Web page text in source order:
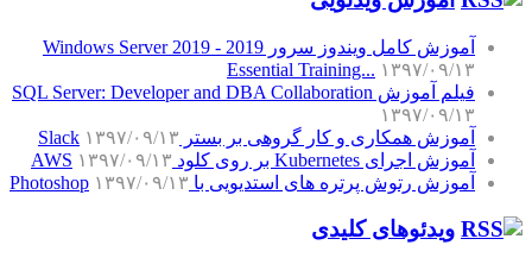
آموزش کامل ویندوز سرور 2019 - Windows Server 2019
Essential Training... ۱۳۹۷/۰۹/۱۳
فیلم آموزش SQL Server: Developer and DBA Collaboration
۱۳۹۷/۰۹/۱۳
آموزش همکاری و کار گروهی بر بستر Slack ۱۳۹۷/۰۹/۱۳
آموزش اجرای Kubernetes بر روی کلود AWS
۱۳۹۷/۰۹/۱۳
آموزش رتوش پرتره های استدیویی با Photoshop ۱۳۹۷/۰۹/۱۳
ویدئوهای کلیدی